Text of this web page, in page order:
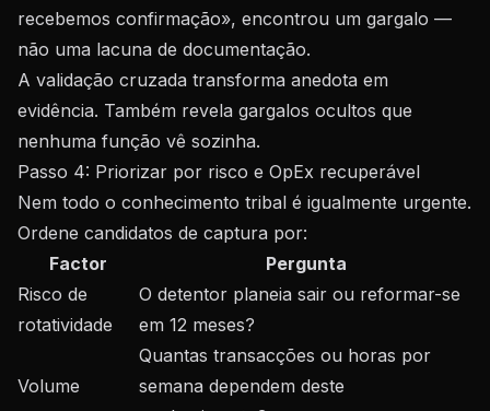
recebemos confirmação», encontrou um gargalo —
não uma lacuna de documentação.
A validação cruzada transforma anedota em
evidência. Também revela gargalos ocultos que
nenhuma função vê sozinha.
Passo 4: Priorizar por risco e OpEx recuperável
Nem todo o conhecimento tribal é igualmente urgente.
Ordene candidatos de captura por:
Factor
Pergunta
Risco de
rotatividade
O detentor planeia sair ou reformar-se
em 12 meses?
Volume
Quantas transacções ou horas por
semana dependem deste